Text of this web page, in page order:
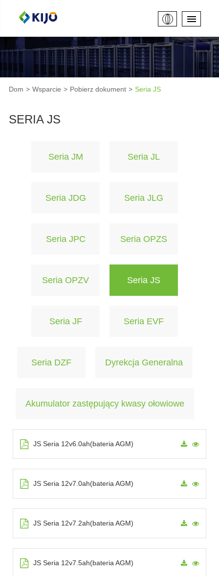
Dom Wsparcie Pobierz dokument Seria JS
SERIA JS
Seria JM Seria JL
Seria JDG Seria JLG
Seria JPC Seria OPZS
Seria OPZV Seria JS
Seria JF Seria EVF
Seria DZF Dyrekcja Generalna
Akumulator zastępujący kwasy ołowiowe
JS Seria 12v6.0ah(bateria AGM)
JS Seria 12v7.0ah(bateria AGM)
JS Seria 12v7.2ah(bateria AGM)
JS Seria 12v7.5ah(bateria AGM)